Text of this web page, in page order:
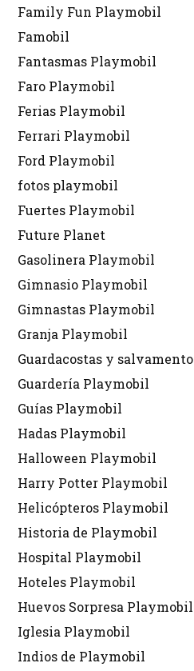
Family Fun Playmobil
Famobil
Fantasmas Playmobil
Faro Playmobil
Ferias Playmobil
Ferrari Playmobil
Ford Playmobil
fotos playmobil
Fuertes Playmobil
Future Planet
Gasolinera Playmobil
Gimnasio Playmobil
Gimnastas Playmobil
Granja Playmobil
Guardacostas y salvamento
Guardería Playmobil
Guías Playmobil
Hadas Playmobil
Halloween Playmobil
Harry Potter Playmobil
Helicópteros Playmobil
Historia de Playmobil
Hospital Playmobil
Hoteles Playmobil
Huevos Sorpresa Playmobil
Iglesia Playmobil
Indios de Playmobil